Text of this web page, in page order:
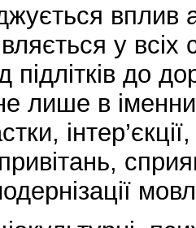
вплив
у всіх
підлітків
лише в